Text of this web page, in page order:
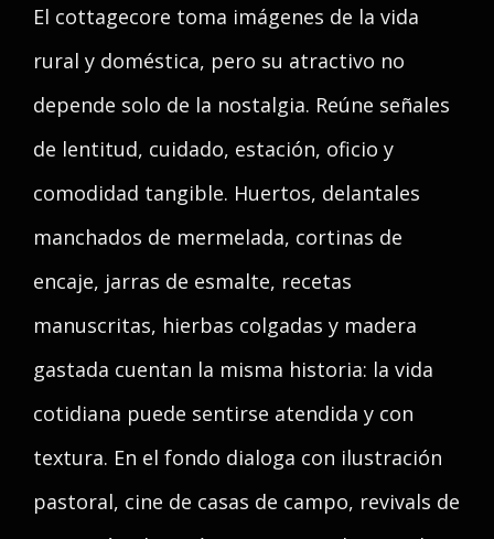
El cottagecore toma imágenes de la vida
rural y doméstica, pero su atractivo no
depende solo de la nostalgia. Reúne señales
de lentitud, cuidado, estación, oficio y
comodidad tangible. Huertos, delantales
manchados de mermelada, cortinas de
encaje, jarras de esmalte, recetas
manuscritas, hierbas colgadas y madera
gastada cuentan la misma historia: la vida
cotidiana puede sentirse atendida y con
textura. En el fondo dialoga con ilustración
pastoral, cine de casas de campo, revivals de